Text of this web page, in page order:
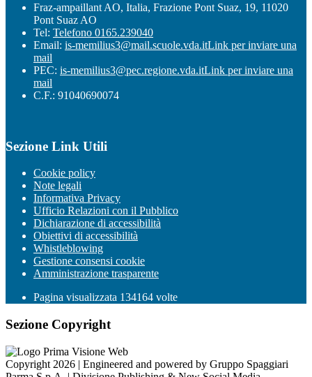
Fraz-ampaillant AO, Italia, Frazione Pont Suaz, 19, 11020
Pont Suaz AO
Tel: Telefono 0165.239040
Email: is-memilius3@mail.scuole.vda.itLink per inviare una
mail
PEC: is-memilius3@pec.regione.vda.itLink per inviare una
mail
C.F.: 91040690074
Sezione Link Utili
Cookie policy
Note legali
Informativa Privacy
Ufficio Relazioni con il Pubblico
Dichiarazione di accessibilità
Obiettivi di accessibilità
Whistleblowing
Gestione consensi cookie
Amministrazione trasparente
Pagina visualizzata 134164 volte
Sezione Copyright
Copyright 2026 | Engineered and powered by Gruppo Spaggiari